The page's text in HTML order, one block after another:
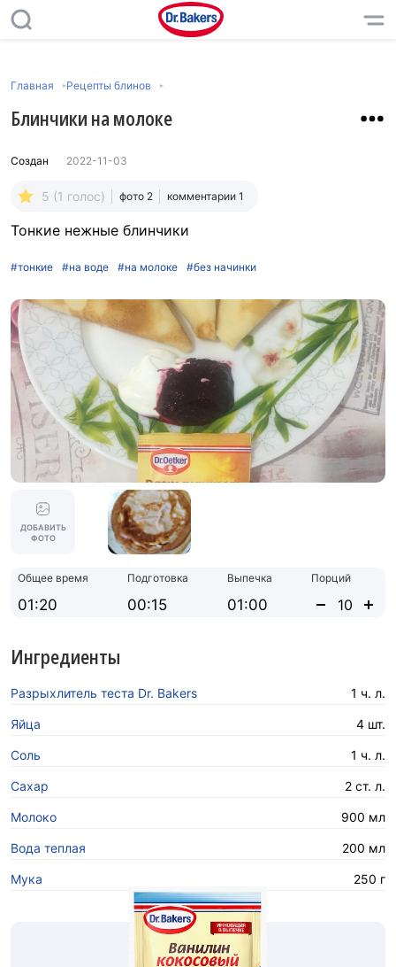
Главная Рецепты блинов
Блинчики на молоке
Создан 2022-11-03
5 (1 голос) фото 2 комментарии 1
Тонкие нежные блинчики
#тонкие #на воде #на молоке #без начинки
ДОБАВИТЬ
ФОТО
Общее время
01:20
Подготовка
00:15
Выпечка
01:00
Порций
Ингредиенты
Разрыхлитель теста Dr. Bakers 1 ч. л.
Яйца 4 шт.
Соль 1 ч. л.
Сахар 2 ст. л.
Молоко 900 мл
Вода теплая 200 мл
Мука 250 г